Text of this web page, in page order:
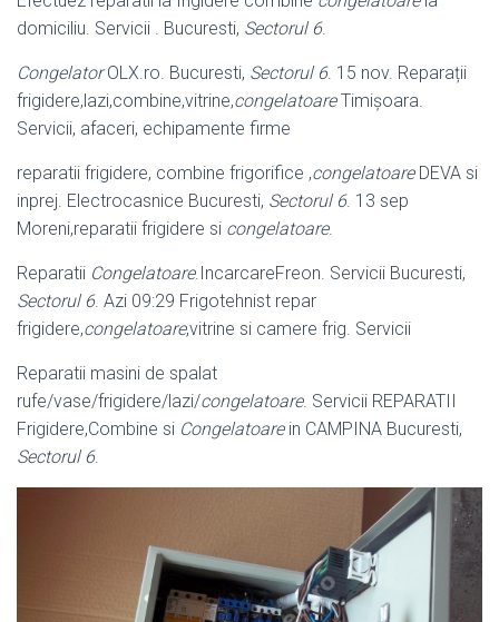
domiciliu. Servicii . Bucuresti, Sectorul 6.
CongelatorOLX.ro. Bucuresti, Sectorul 6. 15 nov. Reparații
frigidere,lazi,combine,vitrine,congelatoareTimișoara.
Servicii, afaceri, echipamente firme
reparatii frigidere, combine frigorifice ,congelatoareDEVA si
inprej. Electrocasnice Bucuresti, Sectorul 6. 13 sep
Moreni,reparatii frigidere si congelatoare.
Reparatii Congelatoare.IncarcareFreon. Servicii Bucuresti,
Sectorul 6. Azi 09:29 Frigotehnist repar
frigidere,congelatoare,vitrine si camere frig. Servicii
Reparatii masini de spalat
rufe/vase/frigidere/lazi/congelatoare. Servicii REPARATII
Frigidere,Combine si Congelatoarein CAMPINA Bucuresti,
Sectorul 6.